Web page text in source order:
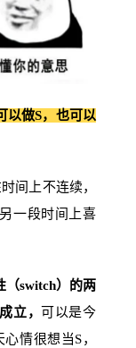
以做S，也可以
间上不连续，
一段时间上喜
（switch）的两
立， 可以是今
情很想当S，